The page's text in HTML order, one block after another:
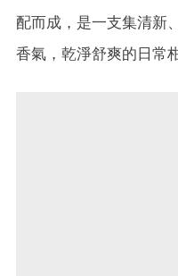
配而成，是一支集清新
香氣，乾淨舒爽的日常